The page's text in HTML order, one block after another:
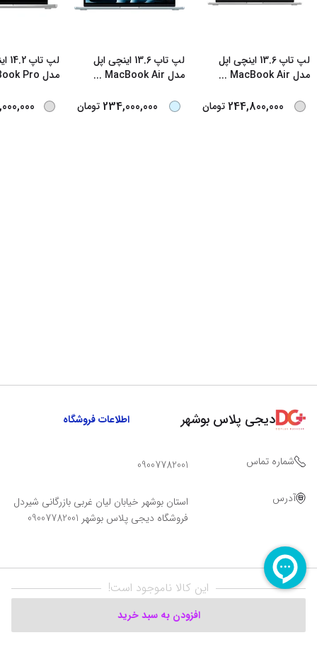
لپ تاپ 13.6 اینچی اپل
مدل MacBook Air
...
244,800,000 تومان
لپ تاپ 13.6 اینچی اپل
مدل MacBook Air
...
234,000,000 تومان
لپ
مدل MacBook Pro
این کالا ناموجود است!
افزودن به سبد خرید
دیجی پلاس بوشهر اطلاعات فروشگاه
شماره تماس 09007782001
آدرس
استان بوشهر خیابان لیان غربی بازرگانی شیردل
فروشگاه دیجی پلاس بوشهر 09007782001